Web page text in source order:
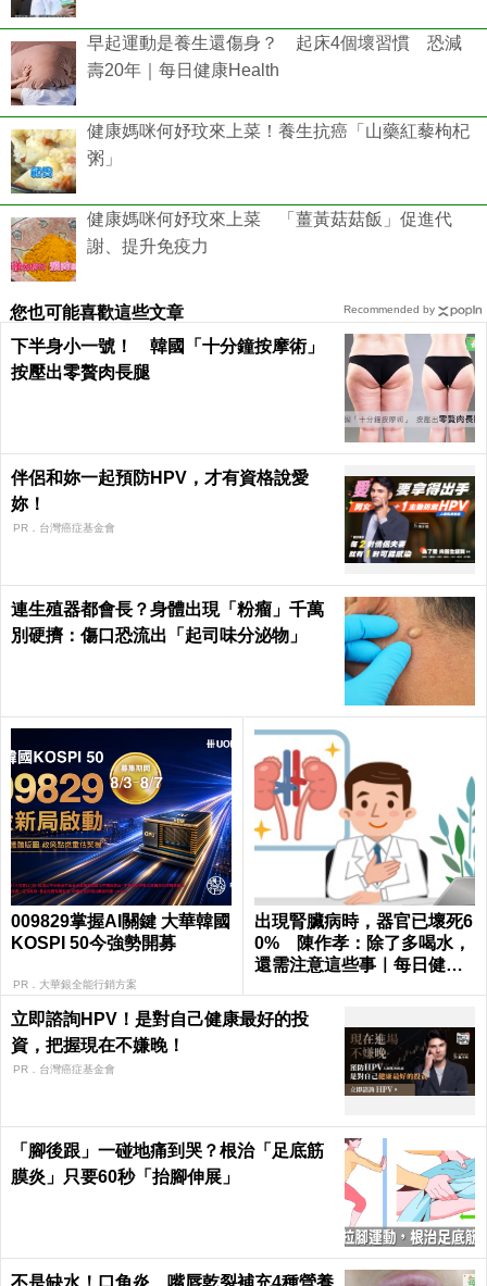
早起運動是養生還傷身？ 起床4個壞習慣 恐減
壽20年｜每日健康Health
健康媽咪何妤玟來上菜！養生抗癌「山藥紅藜枸杞
粥」
健康媽咪何妤玟來上菜 「薑黃菇菇飯」促進代
謝、提升免疫力
您也可能喜歡這些文章
下半身小一號！ 韓國「十分鐘按摩術」
按壓出零贅肉長腿
伴侶和妳一起預防HPV，才有資格說愛
妳！
PR．台灣癌症基金會
連生殖器都會長？身體出現「粉瘤」千萬
別硬擠：傷口恐流出「起司味分泌物」
009829掌握AI關鍵 大華韓國
KOSPI 50今強勢開募
PR．大華銀全能行銷方案
出現腎臟病時，器官已壞死6
0% 陳作孝：除了多喝水，
還需注意這些事｜每日健康
立即諮詢HPV！是對自己健康最好的投
資，把握現在不嫌晚！
PR．台灣癌症基金會
「腳後跟」一碰地痛到哭？根治「足底筋
膜炎」只要60秒「抬腳伸展」
Recommended by